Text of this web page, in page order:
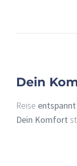
Dein
Reise
Dein Komfort